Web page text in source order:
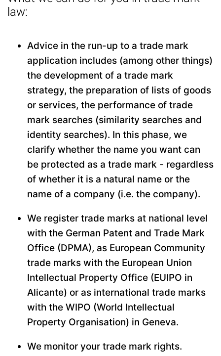
law:
Advice in the run-up to a trade mark
application includes (among other things)
the development of a trade mark
strategy, the preparation of lists of goods
or services, the performance of trade
mark searches (similarity searches and
identity searches). In this phase, we
clarify whether the name you want can
be protected as a trade mark - regardless
of whether it is a natural name or the
name of a company (i.e. the company).
We register trade marks at national level
with the German Patent and Trade Mark
Office (DPMA), as European Community
trade marks with the European Union
Intellectual Property Office (EUIPO in
Alicante) or as international trade marks
with the WIPO (World Intellectual
Property Organisation) in Geneva.
We monitor your trade mark rights.